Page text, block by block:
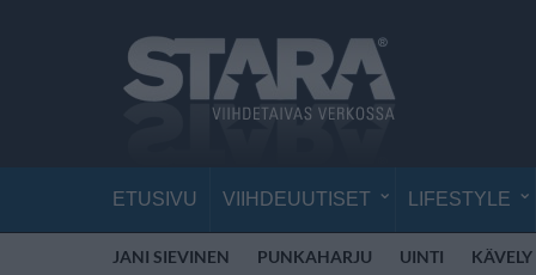
ETUSIVU VIIHDEUUTISET LIFESTYLE
JANI SIEVINEN PUNKAHARJU UINTI KÄVELY